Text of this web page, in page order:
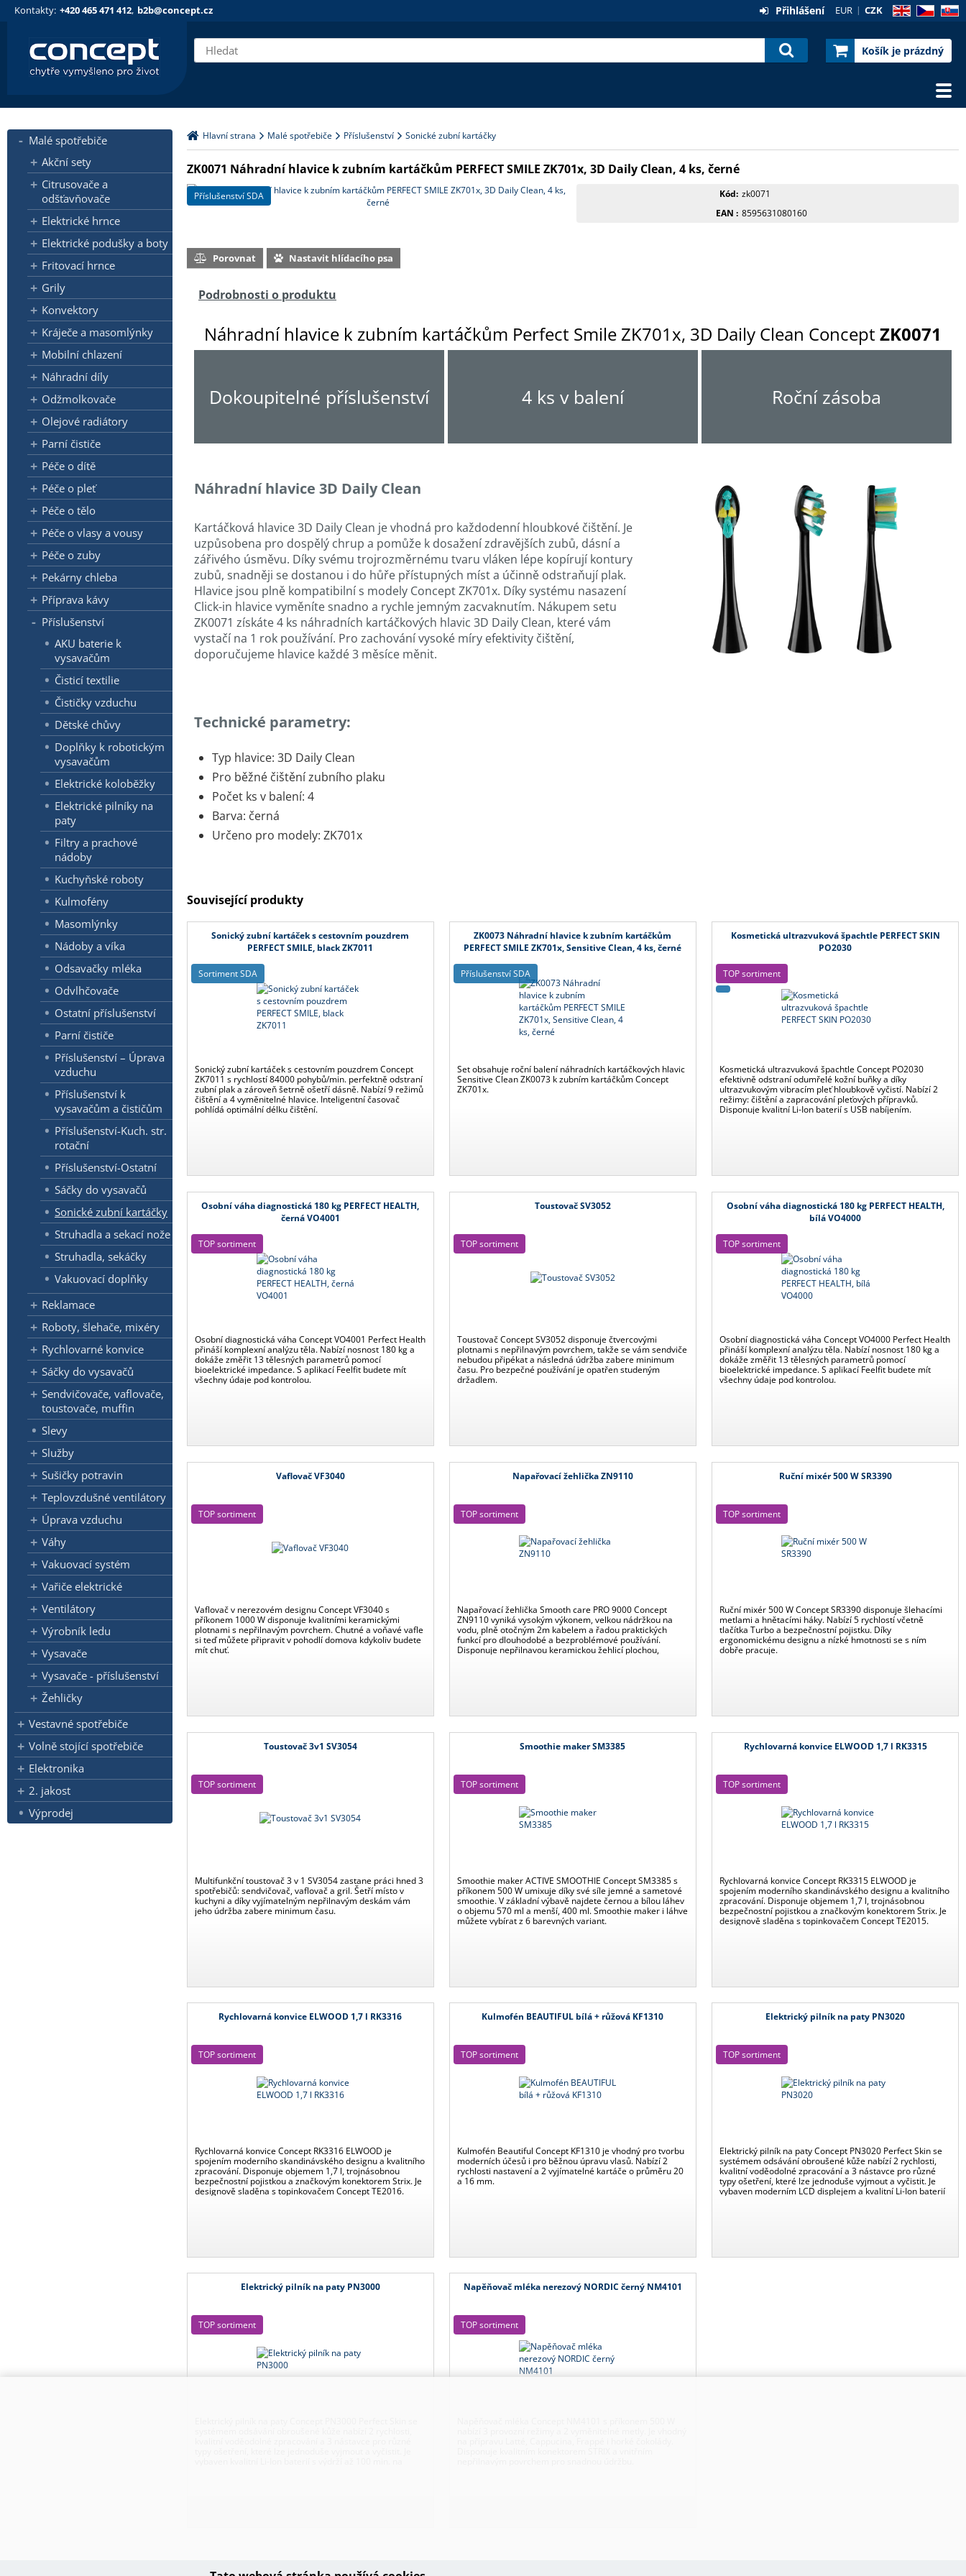
Kontakty: +420 465 471 412, b2b@concept.cz EN CZ SK
EUR CZK
Přihlášení
Košík je prázdný
Malé spotřebiče
Akční sety
Citrusovače a
odšťavňovače
Elektrické hrnce
Elektrické podušky a boty
Fritovací hrnce
Grily
Konvektory
Kráječe a masomlýnky
Mobilní chlazení
Náhradní díly
Odžmolkovače
Olejové radiátory
Parní čističe
Péče o dítě
Péče o pleť
Péče o tělo
Péče o vlasy a vousy
Péče o zuby
Pekárny chleba
Příprava kávy
Příslušenství
AKU baterie k
vysavačům
Čisticí textilie
Čističky vzduchu
Dětské chůvy
Doplňky k robotickým
vysavačům
Elektrické koloběžky
Elektrické pilníky na
paty
Filtry a prachové
nádoby
Kuchyňské roboty
Kulmofény
Masomlýnky
Nádoby a víka
Odsavačky mléka
Odvlhčovače
Ostatní příslušenství
Parní čističe
Příslušenství – Úprava
vzduchu
Příslušenství k
vysavačům a čističům
Příslušenství-Kuch. str.
rotační
Příslušenství-Ostatní
Sáčky do vysavačů
Sonické zubní kartáčky
Struhadla a sekací nože
Struhadla, sekáčky
Vakuovací doplňky
Reklamace
Roboty, šlehače, mixéry
Rychlovarné konvice
Sáčky do vysavačů
Sendvičovače, vaflovače,
toustovače, muffin
Slevy
Služby
Sušičky potravin
Teplovzdušné ventilátory
Úprava vzduchu
Váhy
Vakuovací systém
Vařiče elektrické
Ventilátory
Výrobník ledu
Vysavače
Vysavače - příslušenství
Žehličky
Vestavné spotřebiče
Volně stojící spotřebiče
Elektronika
2. jakost
Výprodej
Hlavní strana Malé spotřebiče Příslušenství Sonické zubní kartáčky
ZK0071 Náhradní hlavice k zubním kartáčkům PERFECT SMILE ZK701x, 3D Daily Clean, 4 ks, černé
Příslušenství SDA Kód zk0071
EAN
8595631080160
Porovnat Nastavit hlídacího psa
Podrobnosti o produktu
Náhradní hlavice k zubním kartáčkům Perfect Smile ZK701x, 3D Daily Clean Concept ZK0071
Dokoupitelné příslušenství 4 ks v balení Roční zásoba
Náhradní hlavice 3D Daily Clean
Kartáčková hlavice 3D Daily Clean je vhodná pro každodenní hloubkové čištění. Je
uzpůsobena pro dospělý chrup a pomůže k dosažení zdravějších zubů, dásní a
zářivého úsměvu. Díky svému trojrozměrnému tvaru vláken lépe kopírují kontury
zubů, snadněji se dostanou i do hůře přístupných míst a účinně odstraňují plak.
Hlavice jsou plně kompatibilní s modely Concept ZK701x. Díky systému nasazení
Click-in hlavice vyměníte snadno a rychle jemným zacvaknutím. Nákupem setu
ZK0071 získáte 4 ks náhradních kartáčkových hlavic 3D Daily Clean, které vám
vystačí na 1 rok používání. Pro zachování vysoké míry efektivity čištění,
doporučujeme hlavice každé 3 měsíce měnit.
Technické parametry:
Typ hlavice: 3D Daily Clean
Pro běžné čištění zubního plaku
Počet ks v balení: 4
Barva: černá
Určeno pro modely: ZK701x
Související produkty
Sonický zubní kartáček s cestovním pouzdrem
PERFECT SMILE, black ZK7011
Sonický zubní kartáček s cestovním pouzdrem Concept
ZK7011 s rychlostí 84000 pohybů/min. perfektně odstraní
zubní plak a zároveň šetrně ošetří dásně. Nabízí 9 režimů
čištění a 4 vyměnitelné hlavice. Inteligentní časovač
pohlídá optimální délku čištění.
Sortiment SDA
ZK0073 Náhradní hlavice k zubním kartáčkům
PERFECT SMILE ZK701x, Sensitive Clean, 4 ks, černé
Set obsahuje roční balení náhradních kartáčkových hlavic
Sensitive Clean ZK0073 k zubním kartáčkům Concept
ZK701x.
Příslušenství SDA
Kosmetická ultrazvuková špachtle PERFECT SKIN
PO2030
Kosmetická ultrazvuková špachtle Concept PO2030
efektivně odstraní odumřelé kožní buňky a díky
ultrazvukovým vibracím pleť hloubkově vyčistí. Nabízí 2
režimy: čištění a zapracování pleťových přípravků.
Disponuje kvalitní Li-Ion baterií s USB nabíjením.
TOP sortiment
Osobní váha diagnostická 180 kg PERFECT HEALTH,
černá VO4001
Osobní diagnostická váha Concept VO4001 Perfect Health
přináší komplexní analýzu těla. Nabízí nosnost 180 kg a
dokáže změřit 13 tělesných parametrů pomocí
bioelektrické impedance. S aplikací Feelfit budete mít
všechny údaje pod kontrolou.
TOP sortiment
Toustovač SV3052
Toustovač Concept SV3052 disponuje čtvercovými
plotnami s nepřilnavým povrchem, takže se vám sendviče
nebudou připékat a následná údržba zabere minimum
času. Pro bezpečné používání je opatřen studeným
držadlem.
TOP sortiment
Osobní váha diagnostická 180 kg PERFECT HEALTH,
bílá VO4000
Osobní diagnostická váha Concept VO4000 Perfect Health
přináší komplexní analýzu těla. Nabízí nosnost 180 kg a
dokáže změřit 13 tělesných parametrů pomocí
bioelektrické impedance. S aplikací Feelfit budete mít
všechny údaje pod kontrolou.
TOP sortiment
Vaflovač VF3040
Vaflovač v nerezovém designu Concept VF3040 s
příkonem 1000 W disponuje kvalitními keramickými
plotnami s nepřilnavým povrchem. Chutné a voňavé vafle
si teď můžete připravit v pohodlí domova kdykoliv budete
mít chuť.
TOP sortiment
Napařovací žehlička ZN9110
Napařovací žehlička Smooth care PRO 9000 Concept
ZN9110 vyniká vysokým výkonem, velkou nádržkou na
vodu, plně otočným 2m kabelem a řadou praktických
funkcí pro dlouhodobé a bezproblémové používání.
Disponuje nepřilnavou keramickou žehlicí plochou,
TOP sortiment
Ruční mixér 500 W SR3390
Ruční mixér 500 W Concept SR3390 disponuje šlehacími
metlami a hnětacími háky. Nabízí 5 rychlostí včetně
tlačítka Turbo a bezpečnostní pojistku. Díky
ergonomickému designu a nízké hmotnosti se s ním
dobře pracuje.
TOP sortiment
Toustovač 3v1 SV3054
Multifunkční toustovač 3 v 1 SV3054 zastane práci hned 3
spotřebičů: sendvičovač, vaflovač a gril. Šetří místo v
kuchyni a díky vyjímatelným nepřilnavým deskám vám
jeho údržba zabere minimum času.
TOP sortiment
Smoothie maker SM3385
Smoothie maker ACTIVE SMOOTHIE Concept SM3385 s
příkonem 500 W umixuje díky své síle jemné a sametové
smoothie. V základní výbavě najdete černou a bílou láhev
o objemu 570 ml a menší, 400 ml. Smoothie maker i láhve
můžete vybírat z 6 barevných variant.
TOP sortiment
Rychlovarná konvice ELWOOD 1,7 l RK3315
Rychlovarná konvice Concept RK3315 ELWOOD je
spojením moderního skandinávského designu a kvalitního
zpracování. Disponuje objemem 1,7 l, trojnásobnou
bezpečnostní pojistkou a značkovým konektorem Strix. Je
designově sladěna s topinkovačem Concept TE2015.
TOP sortiment
Rychlovarná konvice ELWOOD 1,7 l RK3316
Rychlovarná konvice Concept RK3316 ELWOOD je
spojením moderního skandinávského designu a kvalitního
zpracování. Disponuje objemem 1,7 l, trojnásobnou
bezpečnostní pojistkou a značkovým konektorem Strix. Je
designově sladěna s topinkovačem Concept TE2016.
TOP sortiment
Kulmofén BEAUTIFUL bílá + růžová KF1310
Kulmofén Beautiful Concept KF1310 je vhodný pro tvorbu
moderních účesů i pro běžnou úpravu vlasů. Nabízí 2
rychlosti nastavení a 2 vyjímatelné kartáče o průměru 20
a 16 mm.
TOP sortiment
Elektrický pilník na paty PN3020
Elektrický pilník na paty Concept PN3020 Perfect Skin se
systémem odsávání obroušené kůže nabízí 2 rychlosti,
kvalitní voděodolné zpracování a 3 nástavce pro různé
typy ošetření, které lze jednoduše vyjmout a vyčistit. Je
vybaven moderním LCD displejem a kvalitní Li-Ion baterií
TOP sortiment
Elektrický pilník na paty PN3000
TOP sortiment
Napěňovač mléka nerezový NORDIC černý NM4101
TOP sortiment